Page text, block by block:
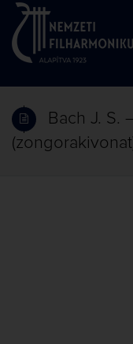
Bach J. S.